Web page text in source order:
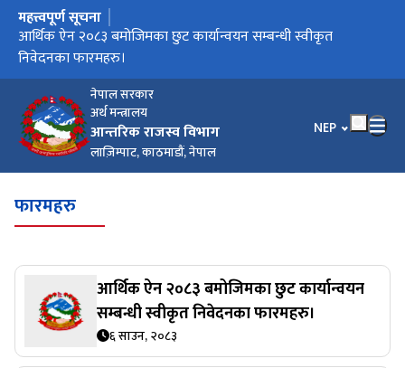
नेपाल सरकार
अर्थ मन्त्रालय
आन्तरिक राजस्व विभाग
लाज़िम्पाट, काठमाडौं, नेपाल
भाषा चयन गर्नुहोस्
NEP
मुख्य नेभिगेसनमा जानुहोस्
महत्त्वपूर्ण सूचना
करदाता प्रोत्साहन उपहार कार्यक्रम सञ्चालन कार्यविधि, २०८३
आर्थिक ऐन २०८३ बमोजिमका छुट कार्यान्वयन सम्बन्धी स्वीकृत
निवेदनका फारमहरु।
विल/बीजक जारी गर्ने सम्बन्धी सूचना।
आर्थिक विधेयक, २०८३ ले प्रदान गरेका छुट सुविधा कार्यान्वयन लागि
स्वीकृत फारामहरु ।
कार्यालयगत सूचना अधिकारीको सम्पर्क नम्बर
फारमहरु
आर्थिक ऐन २०८३ बमोजिमका छुट कार्यान्वयन
सम्बन्धी स्वीकृत निवेदनका फारमहरु।
६ साउन, २०८३